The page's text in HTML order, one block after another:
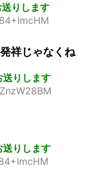
りします
祥じゃなくね
りします
りします